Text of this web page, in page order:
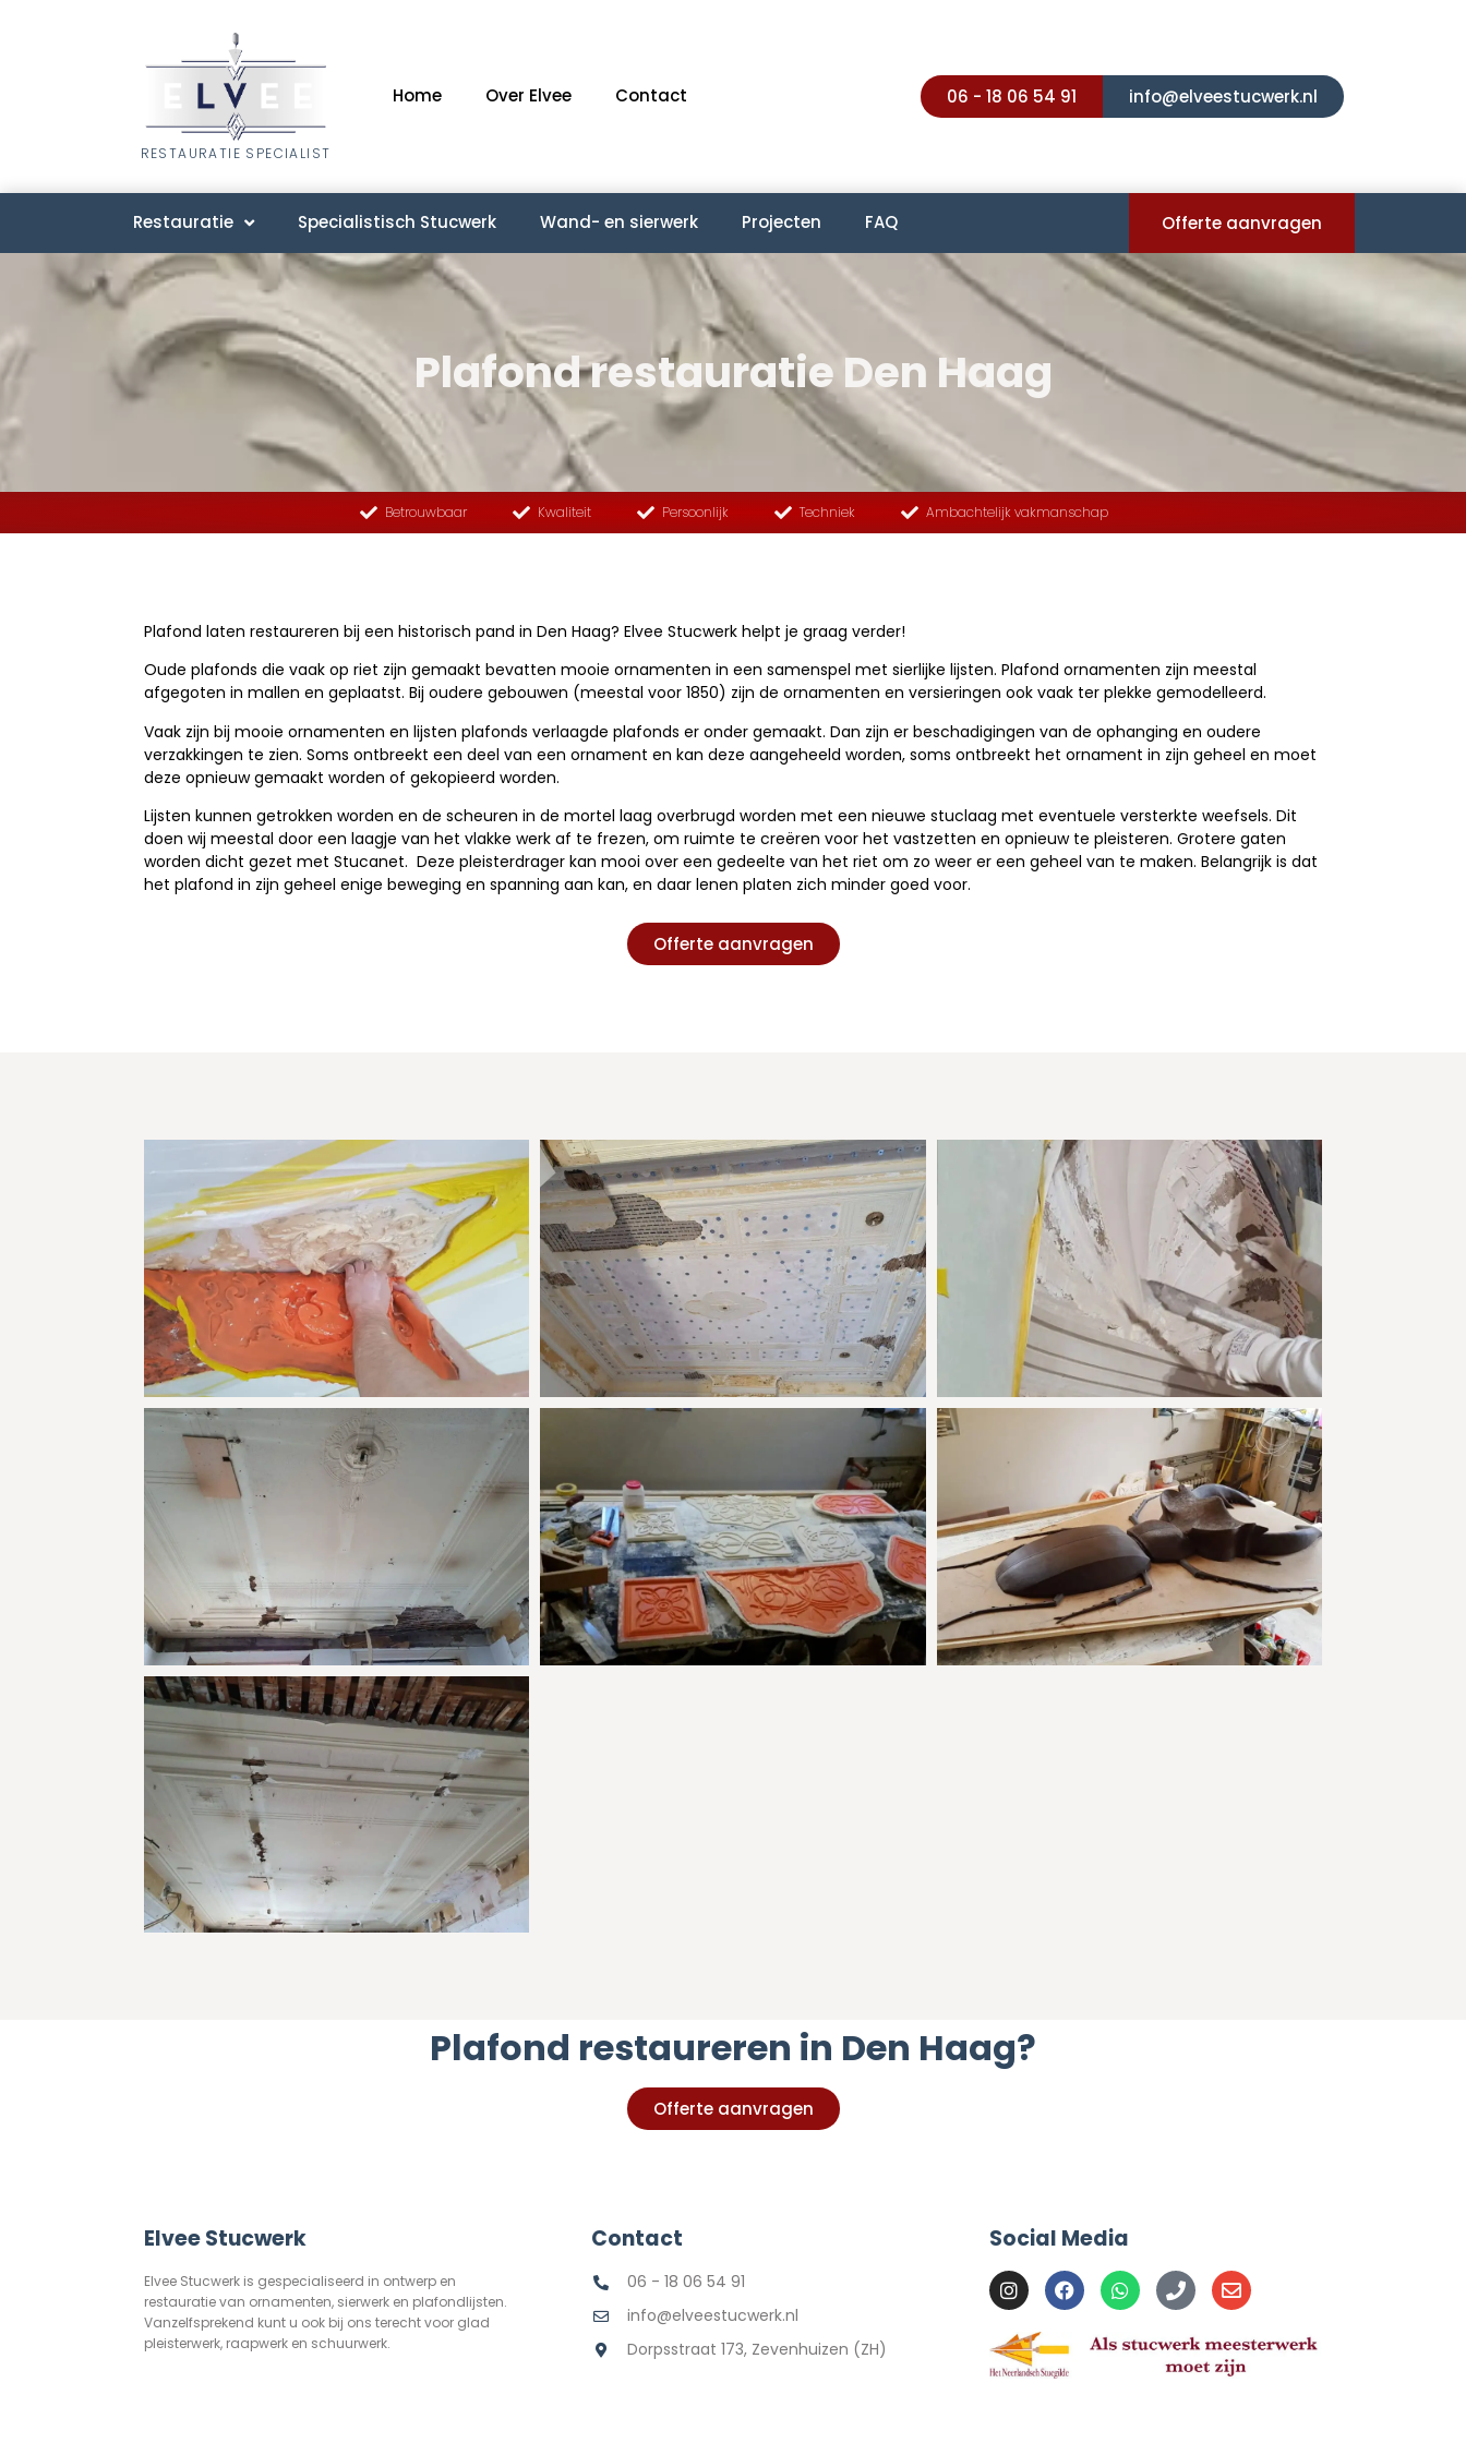
RESTAURATIE SPECIALIST
Home Over Elvee Contact 06 - 18 06 54 91 info@elveestucwerk.nl
Restauratie Specialistisch Stucwerk Wand- en sierwerk Projecten FAQ Offerte aanvragen
Plafond restauratie Den Haag
Betrouwbaar Kwaliteit Persoonlijk Techniek Ambachtelijk vakmanschap
Plafond laten restaureren bij een historisch pand in Den Haag? Elvee Stucwerk helpt je graag verder!
Oude plafonds die vaak op riet zijn gemaakt bevatten mooie ornamenten in een samenspel met sierlijke lijsten. Plafond ornamenten zijn meestal
afgegoten in mallen en geplaatst. Bij oudere gebouwen (meestal voor 1850) zijn de ornamenten en versieringen ook vaak ter plekke gemodelleerd.
Vaak zijn bij mooie ornamenten en lijsten plafonds verlaagde plafonds er onder gemaakt. Dan zijn er beschadigingen van de ophanging en oudere
verzakkingen te zien. Soms ontbreekt een deel van een ornament en kan deze aangeheeld worden, soms ontbreekt het ornament in zijn geheel en moet
deze opnieuw gemaakt worden of gekopieerd worden.
Lijsten kunnen getrokken worden en de scheuren in de mortel laag overbrugd worden met een nieuwe stuclaag met eventuele versterkte weefsels. Dit
doen wij meestal door een laagje van het vlakke werk af te frezen, om ruimte te creëren voor het vastzetten en opnieuw te pleisteren. Grotere gaten
worden dicht gezet met Stucanet. Deze pleisterdrager kan mooi over een gedeelte van het riet om zo weer er een geheel van te maken. Belangrijk is dat
het plafond in zijn geheel enige beweging en spanning aan kan, en daar lenen platen zich minder goed voor.
Offerte aanvragen
Plafond restaureren in Den Haag?
Offerte aanvragen
Elvee Stucwerk
Elvee Stucwerk is gespecialiseerd in ontwerp en
restauratie van ornamenten, sierwerk en plafondlijsten.
Vanzelfsprekend kunt u ook bij ons terecht voor glad
pleisterwerk, raapwerk en schuurwerk.
Contact
06 - 18 06 54 91
info@elveestucwerk.nl
Dorpsstraat 173, Zevenhuizen (ZH)
Social Media